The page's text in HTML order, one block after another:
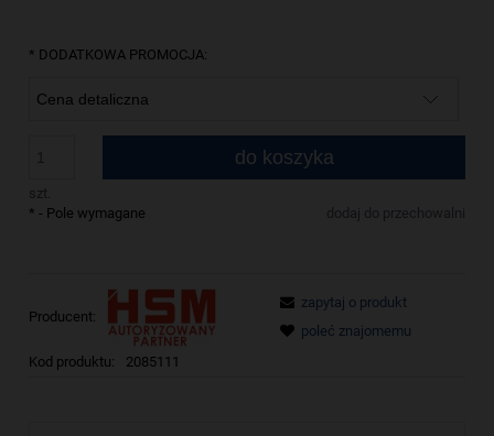
* DODATKOWA PROMOCJA:
do koszyka
dodaj do przechowalni
* - Pole wymagane
Producent:
Kod produktu: 2085111
zapytaj o produkt
poleć znajomemu